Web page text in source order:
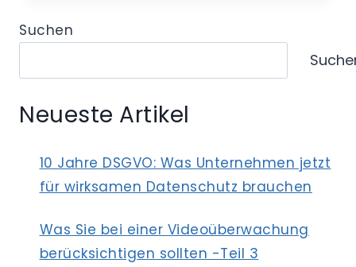
EU-
DATENSCHUTZRAHMEN
Suchen
Neueste Artikel
10 Jahre DSGVO: Was Unternehmen jetzt
für wirksamen Datenschutz brauchen
Was Sie bei einer Videoüberwachung
berücksichtigen sollten -Teil 3